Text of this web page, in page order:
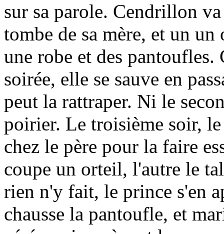
sur sa parole. Cendrillon
tombe de sa mère, et un
une robe et des
soirée, elle se sauve en
peut la rattraper. Ni le
poirier. Le troisième soir,
chez le père pour la faire
coupe un orteil, l'autre le
rien n'y fait, le prince s'en
chausse la pantoufle, et